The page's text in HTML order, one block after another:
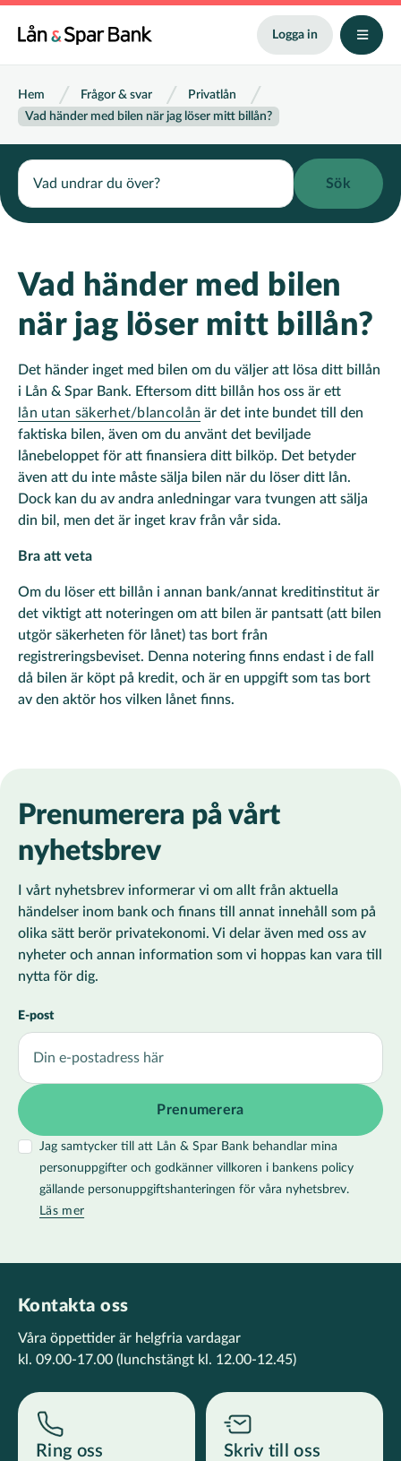
Hoppa
Logga in
Länkstig
Hem Frågor & svar
Privatlån
Vad händer med bilen när jag löser mitt billån?
Search
Vad händer med bilen
när jag löser mitt billån?
Det händer inget med bilen om du väljer att lösa ditt billån
i Lån & Spar Bank. Eftersom ditt billån hos oss är ett
lån utan säkerhet/blancolån är det inte bundet till den
faktiska bilen, även om du använt det beviljade
lånebeloppet för att finansiera ditt bilköp. Det betyder
även att du inte måste sälja bilen när du löser ditt lån.
Dock kan du av andra anledningar vara tvungen att sälja
din bil, men det är inget krav från vår sida.
Bra att veta
Om du löser ett billån i annan bank/annat kreditinstitut är
det viktigt att noteringen om att bilen är pantsatt (att bilen
utgör säkerheten för lånet) tas bort från
registreringsbeviset. Denna notering finns endast i de fall
då bilen är köpt på kredit, och är en uppgift som tas bort
av den aktör hos vilken lånet finns.
Prenumerera på vårt
nyhetsbrev
I vårt nyhetsbrev informerar vi om allt från aktuella
händelser inom bank och finans till annat innehåll som på
olika sätt berör privatekonomi. Vi delar även med oss av
nyheter och annan information som vi hoppas kan vara till
nytta för dig.
E-post
Jag samtycker till att Lån & Spar Bank behandlar mina
personuppgifter och godkänner villkoren i bankens policy
gällande personuppgiftshanteringen för våra nyhetsbrev.
Läs mer
Kontakta oss
Våra öppettider är helgfria vardagar
kl. 09.00-17.00 (lunchstängt kl. 12.00-12.45)
Ring oss Skriv till oss